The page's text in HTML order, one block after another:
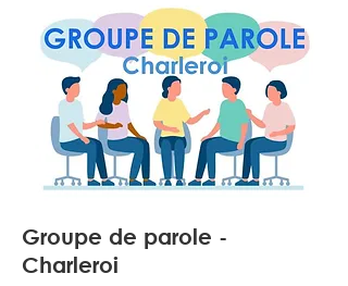
Groupe de parole -
Charleroi